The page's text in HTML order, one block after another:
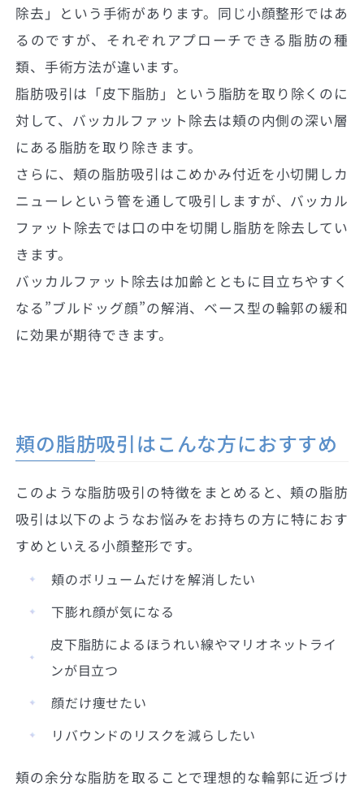
除去」という手術があります。同じ小顔整形ではあ
るのですが、それぞれアプローチできる脂肪の種
類、手術方法が違います。
脂肪吸引は「皮下脂肪」という脂肪を取り除くのに
対して、バッカルファット除去は頬の内側の深い層
にある脂肪を取り除きます。
さらに、頬の脂肪吸引はこめかみ付近を小切開しカ
ニューレという管を通して吸引しますが、バッカル
ファット除去では口の中を切開し脂肪を除去してい
きます。
バッカルファット除去は加齢とともに目立ちやすく
なる”ブルドッグ顔”の解消、ベース型の輪郭の緩和
に効果が期待できます。
頬の脂肪吸引はこんな方におすすめ
このような脂肪吸引の特徴をまとめると、頬の脂肪
吸引は以下のようなお悩みをお持ちの方に特におす
すめといえる小顔整形です。
頬のボリュームだけを解消したい
下膨れ顔が気になる
皮下脂肪によるほうれい線やマリオネットライ
ンが目立つ
顔だけ痩せたい
リバウンドのリスクを減らしたい
頬の余分な脂肪を取ることで理想的な輪郭に近づけ